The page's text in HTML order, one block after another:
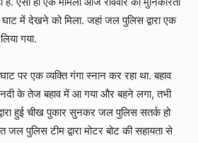
में देखने को मिला. जहां जल पुलिस द्वारा एक
गया.
पर एक व्यक्ति गंगा स्नान कर रहा था. बहाव
के तेज बहाव में आ गया और बहने लगा, तभी
हुई चीख पुकार सुनकर जल पुलिस सतर्क हो
पुलिस टीम द्वारा मोटर बोट की सहायता से